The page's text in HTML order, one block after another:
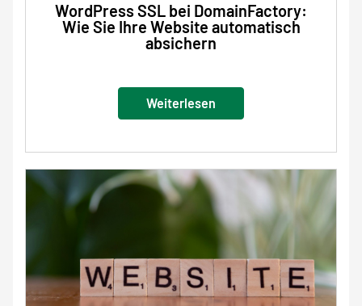
WordPress SSL bei DomainFactory:
Wie Sie Ihre Website automatisch
absichern
Weiterlesen